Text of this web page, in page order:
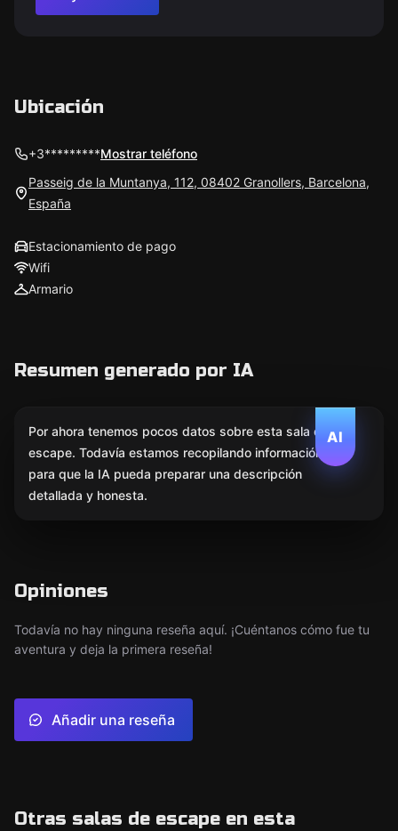
Ubicación
+3*********Mostrar teléfono
Passeig de la Muntanya, 112, 08402 Granollers, Barcelona,
España
Estacionamiento de pago
Wifi
Armario
Resumen generado por IA
AI
Por ahora tenemos pocos datos sobre esta sala de
escape. Todavía estamos recopilando información
para que la IA pueda preparar una descripción
detallada y honesta.
Opiniones
Todavía no hay ninguna reseña aquí. ¡Cuéntanos cómo fue tu
aventura y deja la primera reseña!
Añadir una reseña
Otras salas de escape en esta